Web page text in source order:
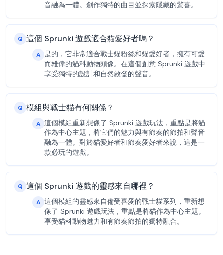
音融為一體。創作獨特的曲目並探索隱藏的驚喜。
Q 這個 Sprunki 遊戲適合貓愛好者嗎？
A 是的，它非常適合戰士貓粉絲和貓愛好者，擁有可愛
而雄偉的貓科動物頭像。在這個創意 Sprunki 遊戲中
享受獨特的設計和自然啟發的聲音。
Q 模組與戰士貓有何關係？
A 這個模組重新想像了 Sprunki 遊戲玩法，重點是將貓
作為中心主題，將它們的魅力與有節奏的節拍和聲音
融為一體。對於貓愛好者和節奏愛好者來說，這是一
款必玩的遊戲。
Q 這個 Sprunki 遊戲的靈感來自哪裡？
A 這個模組的靈感來自備受喜愛的戰士貓系列，重新想
像了 Sprunki 遊戲玩法，重點是將貓作為中心主題。
享受貓科動物魅力和有節奏節拍的獨特融合。